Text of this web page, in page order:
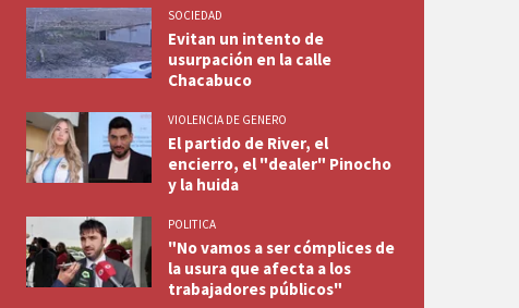
SOCIEDAD
Evitan un intento de
usurpación en la calle
Chacabuco
VIOLENCIA DE GENERO
El partido de River, el
encierro, el "dealer" Pinocho
y la huida
POLITICA
"No vamos a ser cómplices de
la usura que afecta a los
trabajadores públicos"